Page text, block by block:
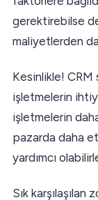
gerektirebilse
maliyetlerden
Kesinlikle!
işletmelerin
işletmelerin
pazarda daha
yardımcı
Sık karşılaşılan